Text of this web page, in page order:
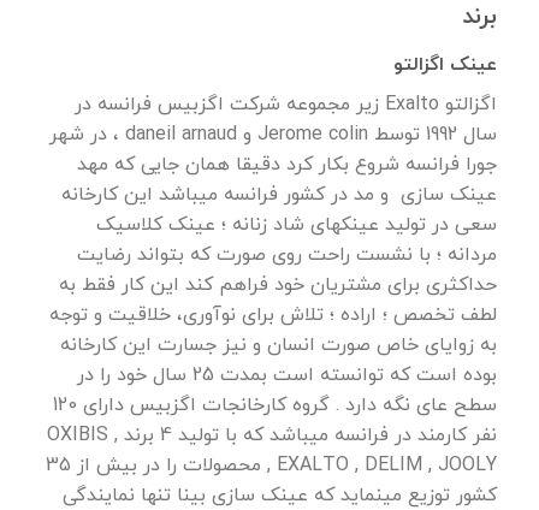
برند
عینک اگزالتو
اگزالتو Exalto زیر مجموعه شرکت اگزبیس فرانسه در
سال 1992 توسط Jerome colin و daneil arnaud ، در شهر
جورا فرانسه شروع بکار کرد دقیقا همان جایی که مهد
عینک سازی و مد در کشور فرانسه میباشد این کارخانه
سعی در تولید عینکهای شاد زنانه ؛ عینک کلاسیک
مردانه ؛ با نشست راحت روی صورت که بتواند رضایت
حداکثری برای مشتریان خود فراهم کند این کار فقط به
لطف تخصص ؛ اراده ؛ تلاش برای نوآوری، خلاقیت و توجه
به زوایای خاص صورت انسان و نیز جسارت این کارخانه
بوده است که توانسته است بمدت 25 سال خود را در
سطح عای نگه دارد . گروه کارخانجات اگزبیس دارای 120
نفر کارمند در فرانسه میباشد که با تولید 4 برند , OXIBIS
, EXALTO , DELIM , JOOLY محصولات را در بیش از 35
کشور توزیع مینماید که عینک سازی بینا تنها نمایندگی